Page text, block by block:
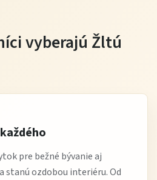
vyberajú Žltú
pre bežné bývanie aj
stanú ozdobou interiéru. Od